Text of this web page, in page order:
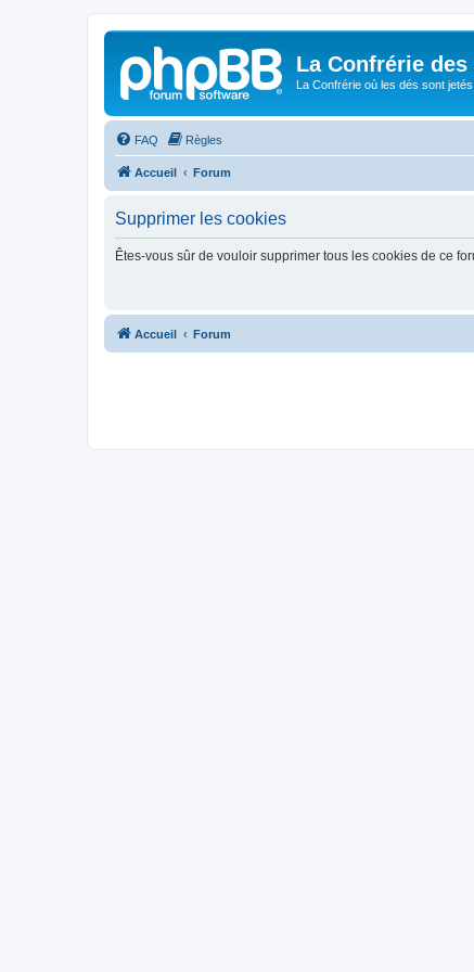
La Confrérie
La Confrérie où les dés sont jetés
FAQ Règles
Accueil Forum
Supprimer les cookies
Êtes-vous sûr de vouloir supprimer tous les cookies de ce
Accueil Forum